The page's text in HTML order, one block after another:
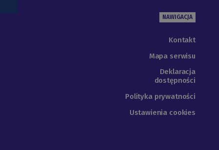
NAWIGACJA
Kontakt
Mapa serwisu
Deklaracja
dostępności
Polityka prywatności
Ustawienia cookies